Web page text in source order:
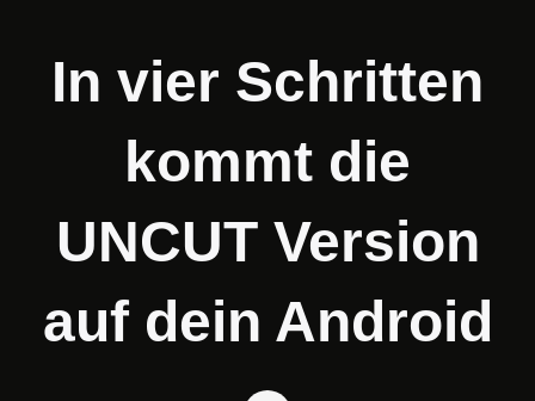
In vier Schritten
kommt die
UNCUT Version
auf dein Android